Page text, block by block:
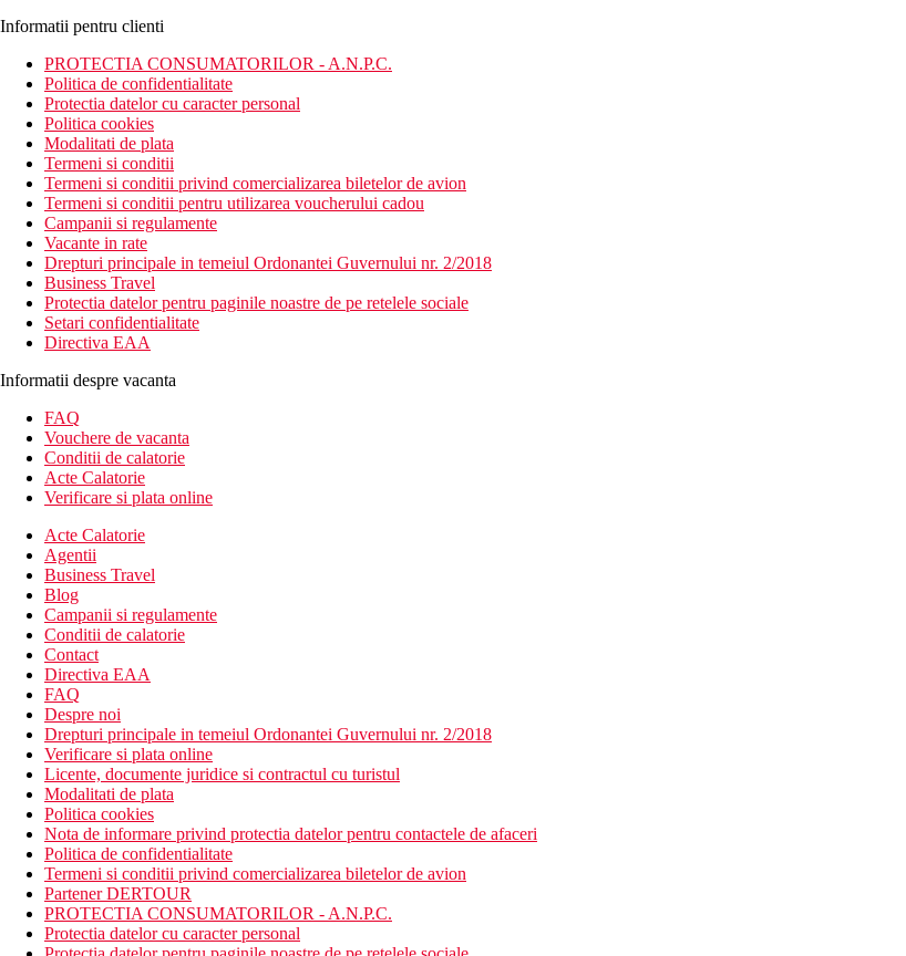
Informatii pentru clienti
PROTECTIA CONSUMATORILOR - A.N.P.C.
Politica de confidentialitate
Protectia datelor cu caracter personal
Politica cookies
Modalitati de plata
Termeni si conditii
Termeni si conditii privind comercializarea biletelor de avion
Termeni si conditii pentru utilizarea voucherului cadou
Campanii si regulamente
Vacante in rate
Drepturi principale in temeiul Ordonantei Guvernului nr. 2/2018
Business Travel
Protectia datelor pentru paginile noastre de pe retelele sociale
Setari confidentialitate
Directiva EAA
Informatii despre vacanta
FAQ
Vouchere de vacanta
Conditii de calatorie
Acte Calatorie
Verificare si plata online
Acte Calatorie
Agentii
Business Travel
Blog
Campanii si regulamente
Conditii de calatorie
Contact
Directiva EAA
FAQ
Despre noi
Drepturi principale in temeiul Ordonantei Guvernului nr. 2/2018
Verificare si plata online
Licente, documente juridice si contractul cu turistul
Modalitati de plata
Politica cookies
Nota de informare privind protectia datelor pentru contactele de afaceri
Politica de confidentialitate
Termeni si conditii privind comercializarea biletelor de avion
Partener DERTOUR
PROTECTIA CONSUMATORILOR - A.N.P.C.
Protectia datelor cu caracter personal